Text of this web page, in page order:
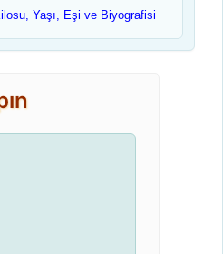
Yaşı, Eşi ve Biyografisi